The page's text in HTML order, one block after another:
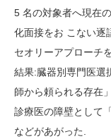
5 名の対象者へ現在
化面接をお こない逐
セオリーアプローチ
結果:臓器別専門医選
師から頼られる存在
診療医の障壁として
などがあがった.